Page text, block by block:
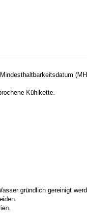
Kühlkette.
gründlich gereinigt